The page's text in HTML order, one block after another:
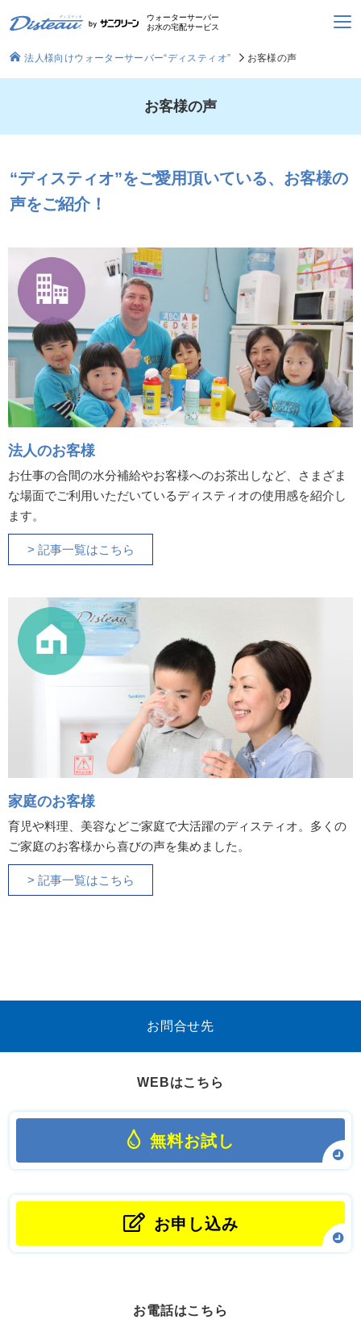
ウォーターサーバー
お水の宅配サービス
法人様向けウォーターサーバー“ディスティオ” お客様の声
お客様の声
“ディスティオ”をご愛用頂いている、お客様の
声をご紹介！
法人のお客様
お仕事の合間の水分補給やお客様へのお茶出しなど、さまざま
な場面でご利用いただいているディスティオの使用感を紹介し
ます。
> 記事一覧はこちら
家庭のお客様
育児や料理、美容などご家庭で大活躍のディスティオ。多くの
ご家庭のお客様から喜びの声を集めました。
> 記事一覧はこちら
お問合せ先
WEBはこちら
無料お試し
お申し込み
お電話はこちら